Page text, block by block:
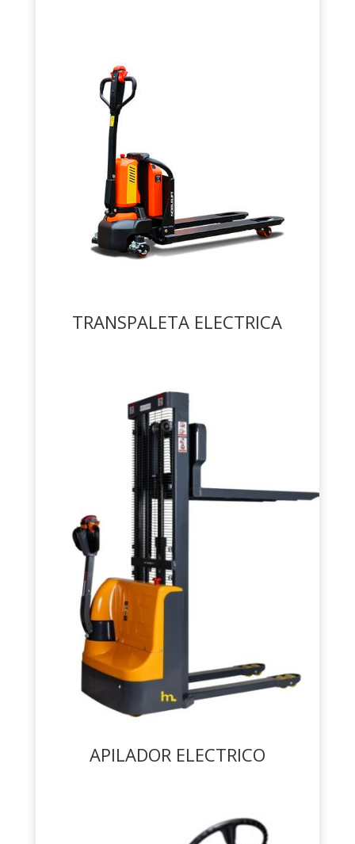
TRANSPALETA ELECTRICA
APILADOR ELECTRICO